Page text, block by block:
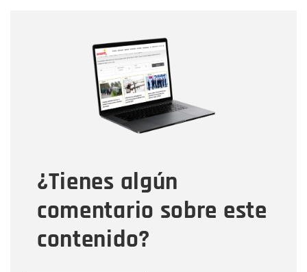
¿Tienes algún
comentario sobre este
contenido?
Correo electrónico
Tipo de comentario
Mensaje